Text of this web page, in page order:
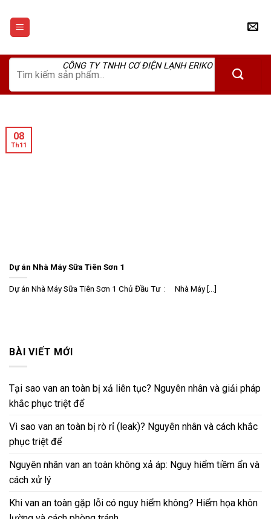
content
CÔNG TY TNHH CƠ ĐIỆN LẠNH ERIKO
kiếm:
Dự án Nhà Máy Sữa Tiên Sơn 1
Dự án Nhà Máy Sữa Tiên Sơn 1 Chủ Đầu Tư : Nhà Máy [...]
08
Th11
BÀI VIẾT MỚI
Tại sao van an toàn bị xả liên tục? Nguyên nhân và giải pháp
khắc phục triệt để
Vì sao van an toàn bị rò rỉ (leak)? Nguyên nhân và cách khắc
phục triệt để
Nguyên nhân van an toàn không xả áp: Nguy hiểm tiềm ẩn và
cách xử lý
Khi van an toàn gặp lỗi có nguy hiểm không? Hiểm họa khôn